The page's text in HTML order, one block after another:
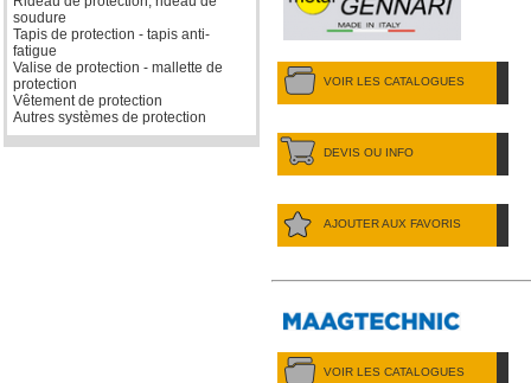
soudure
Tapis de protection - tapis anti-
fatigue
Valise de protection - mallette de
protection
Vêtement de protection
Autres systèmes de protection
VOIR LES CATALOGUES
DEVIS OU INFO
AJOUTER AUX FAVORIS
VOIR LES CATALOGUES